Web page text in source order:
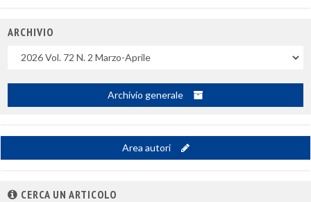
ARCHIVIO
Uscite
Archivio generale
Area autori
CERCA UN ARTICOLO